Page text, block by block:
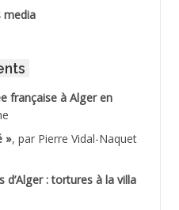
media
française à Alger en
», par Pierre Vidal-Naquet
d’Alger : tortures à la villa